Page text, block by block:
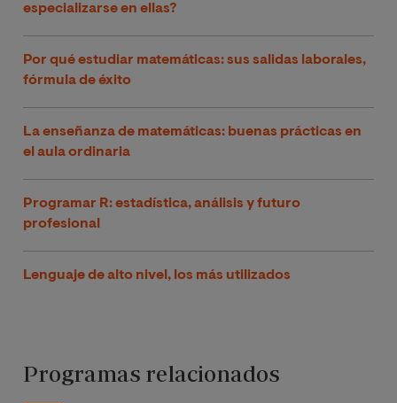
especializarse en ellas?
Por qué estudiar matemáticas: sus salidas laborales,
fórmula de éxito
La enseñanza de matemáticas: buenas prácticas en
el aula ordinaria
Programar R: estadística, análisis y futuro
profesional
Lenguaje de alto nivel, los más utilizados
Programas relacionados